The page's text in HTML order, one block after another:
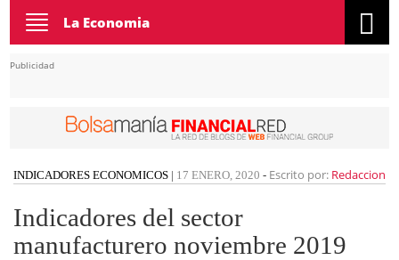
Toggle
navigation
La Economia
Publicidad
INDICADORES ECONOMICOS | 17 ENERO, 2020 - Escrito por: Redaccion
Indicadores del sector
manufacturero noviembre 2019